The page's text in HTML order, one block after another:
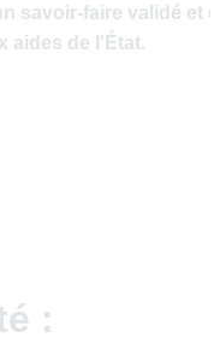
savoir-faire validé et
aides de l'État.
: